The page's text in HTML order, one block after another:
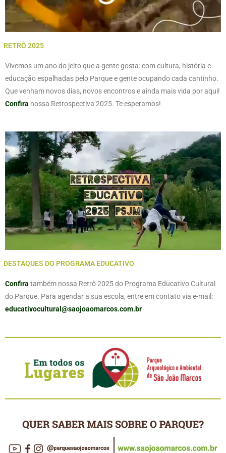
RETRÔ 2025
Vivemos um ano do jeito que a gente gosta: com cultura, história e
educação espalhadas pelo Parque e gente ocupando cada cantinho.
Que venham novos dias, novos encontros e ainda mais vida por aqui!
Confira nossa Retrospectiva 2025. Te esperamos!
DESTAQUES DO PROGRAMA EDUCATIVO
Confira também nossa Retrô 2025 do Programa Educativo Cultural
do Parque. Para agendar a sua escola, entre em contato via e-mail:
educativocultural@saojoaomarcos.com.br